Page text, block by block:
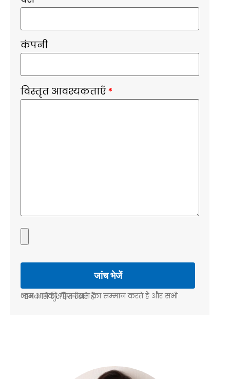
कंपनी
विस्तृत आवश्यकताएँ*
*हम आपकी गोपनीयता का सम्मान करते हैं और सभी जानकारी सुरक्षित रखते हैं